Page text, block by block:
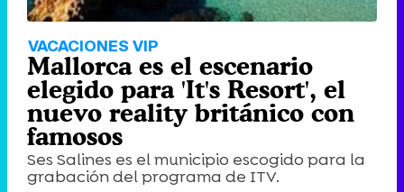
VACACIONES VIP
Mallorca es el escenario
elegido para 'It's Resort', el
nuevo reality británico con
famosos
Ses Salines es el municipio escogido para la
grabación del programa de ITV.